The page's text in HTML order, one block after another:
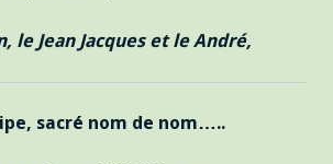
le Jean Jacques et le André,
sacré nom de nom…..